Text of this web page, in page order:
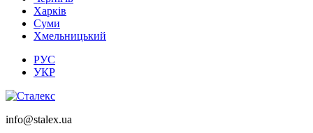
Харків
Суми
Хмельницький
РУС
УКР
info@stalex.ua